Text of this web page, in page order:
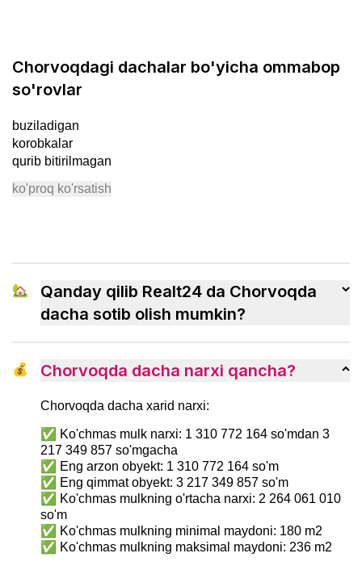
qanday samarali tashkil qilish, ortiqcha
xavotirlardan qochish va yangi uyingizga
tezroq ko‘nikish usullarini ko‘rib chiqamiz.
Chorvoqdagi dachalar bo'yicha ommabop
so'rovlar
buziladigan
korobkalar
qurib bitirilmagan
ko'proq ko'rsatish
🏡
Qanday qilib Realt24 da Chorvoqda
dacha sotib olish mumkin?
💰 Chorvoqda dacha narxi qancha?
Chorvoqda dacha xarid narxi:
✅ Ko'chmas mulk narxi: 1 310 772 164 so'mdan 3
217 349 857 so'mgacha
✅ Eng arzon obyekt: 1 310 772 164 so'm
✅ Eng qimmat obyekt: 3 217 349 857 so'm
✅ Ko'chmas mulkning o'rtacha narxi: 2 264 061 010
so'm
✅ Ko'chmas mulkning minimal maydoni: 180 m2
✅ Ko'chmas mulkning maksimal maydoni: 236 m2